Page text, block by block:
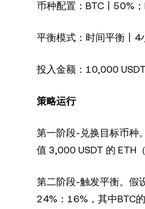
币种配置：BTC丨50%
平衡模式：时间平衡丨4
投入金额：10,000 USDT
策略运行
第一阶段-兑换目标币种
值 3,000 USDT 的 ETH
第二阶段-触发平衡。假
24%：16%，其中BTC